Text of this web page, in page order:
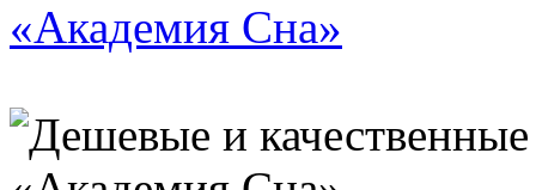
«Академия Сна»